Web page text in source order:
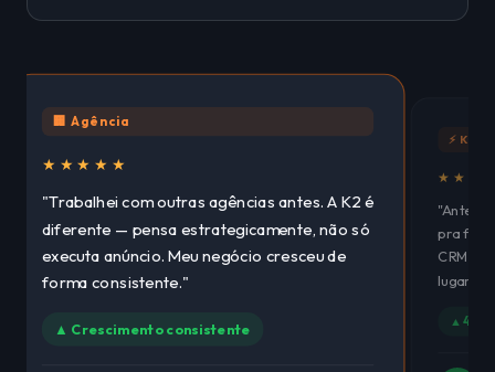
🏢 Agência
★★★★★
"Trabalhei com outras agências antes. A K2 é
diferente — pensa estrategicamente, não só
executa anúncio. Meu negócio cresceu de
forma consistente."
▲ Crescimento consistente
⚡
"Antes
pra
CRM,
lugar.
▲ 4